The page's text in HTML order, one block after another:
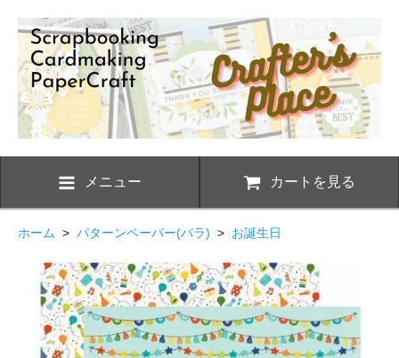
メニュー カートを見る
ホーム > パターンペーパー(バラ) > お誕生日